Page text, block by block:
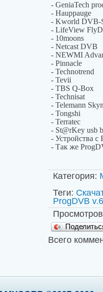
- GeniaTech
- Hauppauge
- Kworld DVB-
- LifeView
- 10moons
- Netcast DVB
- NEWMI
- Pinnacle
- Technotrend
- Tevii
- TBS Q-Box
- Technisat
- Telemann
- Tongshi
- Terratec
- St@rKey usb
- Устройства
- Так же
Категория:
Теги:
ProgDVB v.6
Просмотров
Всего